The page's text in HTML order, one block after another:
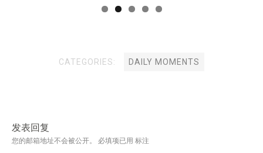
CATEGORIES: DAILY MOMENTS
发表回复
您的邮箱地址不会被公开。 必填项已用 标注